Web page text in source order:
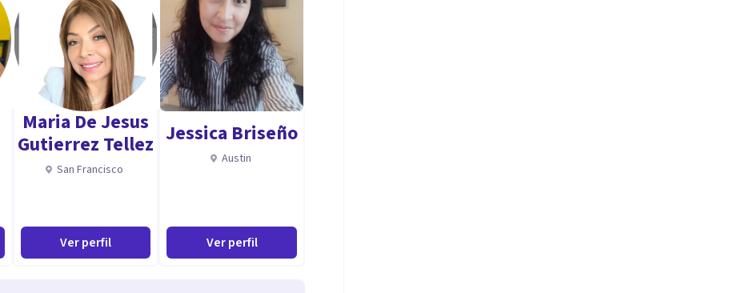
Maria De Jesus
Gutierrez Tellez
San Francisco
Ver perfil
Jessica Briseño
Austin
Ver perfil